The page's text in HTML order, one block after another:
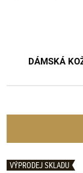
DÁMSKÁ
VÝPRODEJ SKLADU